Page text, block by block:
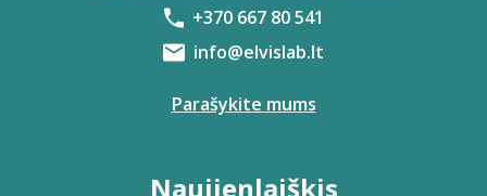
+370 667 80 541
info@elvislab.lt
Parašykite mums
Naujienlaiškis